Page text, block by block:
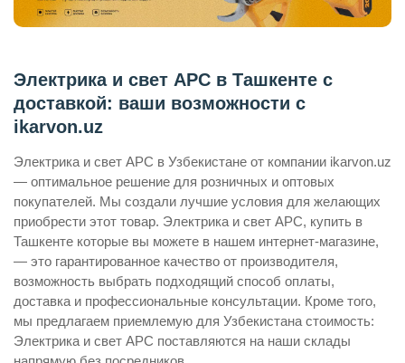
Электрика и свет APC в Ташкенте с
доставкой: ваши возможности с
ikarvon.uz
Электрика и свет APC в Узбекистане от компании ikarvon.uz
— оптимальное решение для розничных и оптовых
покупателей. Мы создали лучшие условия для желающих
приобрести этот товар. Электрика и свет APC, купить в
Ташкенте которые вы можете в нашем интернет-магазине,
— это гарантированное качество от производителя,
возможность выбрать подходящий способ оплаты,
доставка и профессиональные консультации. Кроме того,
мы предлагаем приемлемую для Узбекистана стоимость:
Электрика и свет APC поставляются на наши склады